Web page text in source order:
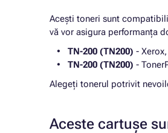
Acești toneri sunt
vă vor asigura performanța
TN-200 (TN200) -
TN-200 (TN200) -
Alegeți tonerul potrivit
Aceste cartușe